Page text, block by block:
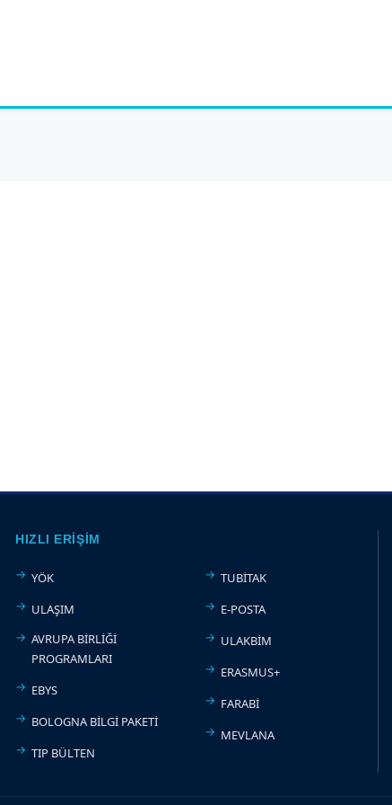
HIZLI ERIŞIM
YÖK
ULAŞIM
AVRUPA BİRLİĞİ
PROGRAMLARI
EBYS
BOLOGNA BİLGİ PAKETİ
TIP BÜLTEN
TUBİTAK
E-POSTA
ULAKBİM
ERASMUS+
FARABİ
MEVLANA